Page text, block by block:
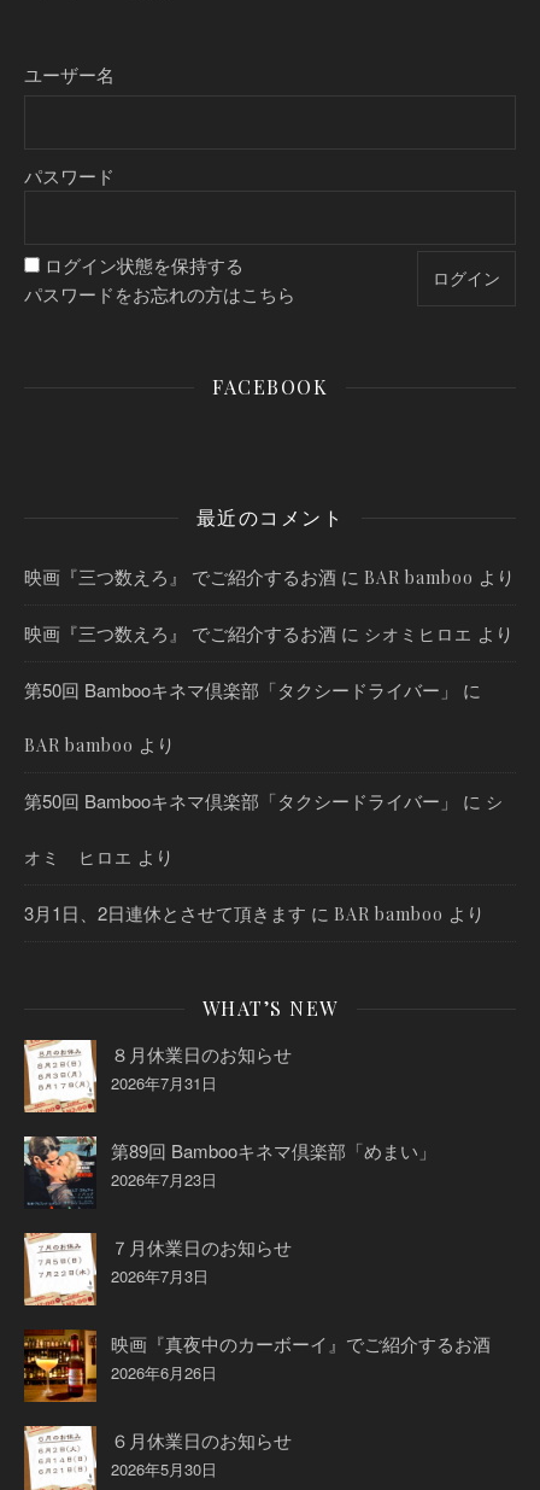
ユーザー名
パスワード
ログイン状態を保持する
パスワードをお忘れの方はこちら
FACEBOOK
最近のコメント
映画『三つ数えろ』 でご紹介するお酒 に BAR bamboo より
映画『三つ数えろ』 でご紹介するお酒 に シオミヒロエ より
第50回 Bambooキネマ倶楽部「タクシードライバー」 に
BAR bamboo より
第50回 Bambooキネマ倶楽部「タクシードライバー」 に シ
オミ ヒロエ より
3月1日、2日連休とさせて頂きます に BAR bamboo より
WHAT’S NEW
８月休業日のお知らせ
2026年7月31日
第89回 Bambooキネマ倶楽部「めまい」
2026年7月23日
７月休業日のお知らせ
2026年7月3日
映画『真夜中のカーボーイ』でご紹介するお酒
2026年6月26日
６月休業日のお知らせ
2026年5月30日